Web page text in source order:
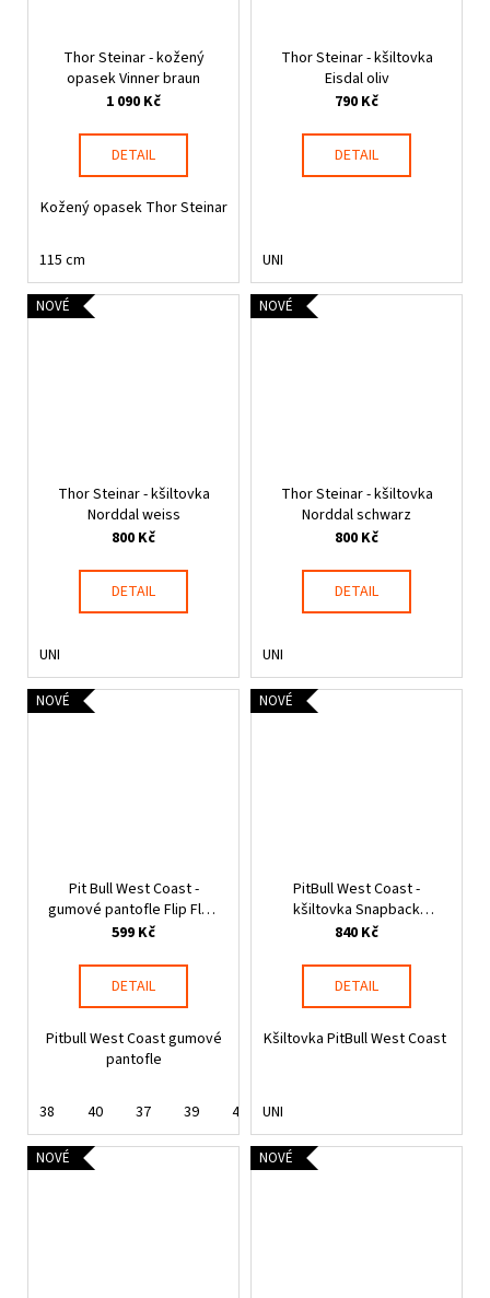
Thor Steinar - kožený
opasek Vinner braun
1 090 Kč
DETAIL
Kožený opasek Thor Steinar
115 cm
Thor Steinar - kšiltovka
Eisdal oliv
790 Kč
DETAIL
UNI
NOVÉ
Thor Steinar - kšiltovka
Norddal weiss
800 Kč
DETAIL
UNI
NOVÉ
Thor Steinar - kšiltovka
Norddal schwarz
800 Kč
DETAIL
UNI
NOVÉ
Pit Bull West Coast -
gumové pantofle Flip Flop
LOGO černé
599 Kč
DETAIL
Pitbull West Coast gumové
pantofle
38 40 37 39 41 42
NOVÉ
PitBull West Coast -
kšiltovka Snapback
SEASCAPE červená
840 Kč
DETAIL
Kšiltovka PitBull West Coast
UNI
NOVÉ NOVÉ